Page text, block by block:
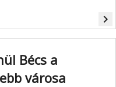
Bécs
és a
gazdasági
navigate_next
Bécs a
városa